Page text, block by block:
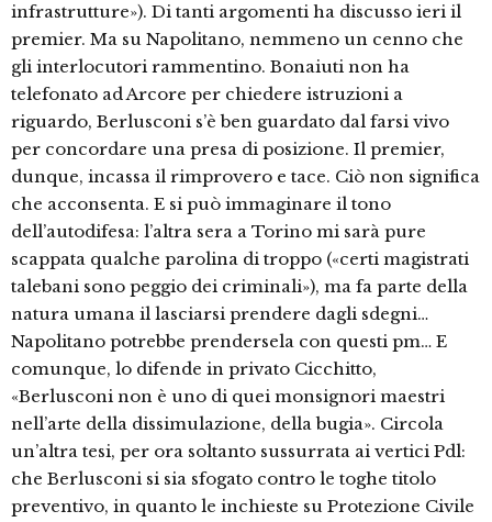
infrastrutture»). Di tanti argomenti ha discusso ieri il
premier. Ma su Napolitano, nemmeno un cenno che
gli interlocutori rammentino. Bonaiuti non ha
telefonato ad Arcore per chiedere istruzioni a
riguardo, Berlusconi s’è ben guardato dal farsi vivo
per concordare una presa di posizione. Il premier,
dunque, incassa il rimprovero e tace. Ciò non significa
che acconsenta. E si può immaginare il tono
dell’autodifesa: l’altra sera a Torino mi sarà pure
scappata qualche parolina di troppo («certi magistrati
talebani sono peggio dei criminali»), ma fa parte della
natura umana il lasciarsi prendere dagli sdegni…
Napolitano potrebbe prendersela con questi pm… E
comunque, lo difende in privato Cicchitto,
«Berlusconi non è uno di quei monsignori maestri
nell’arte della dissimulazione, della bugia». Circola
un’altra tesi, per ora soltanto sussurrata ai vertici Pdl:
che Berlusconi si sia sfogato contro le toghe titolo
preventivo, in quanto le inchieste su Protezione Civile